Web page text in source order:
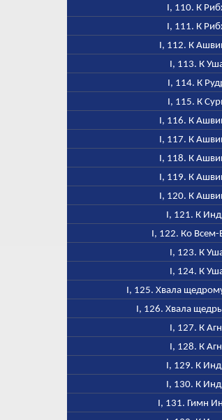
I, 110. К
I, 111. К
I, 112. К
I, 113. К
I, 114. К
I, 115. К
I, 116. К
I, 117. К
I, 118. К
I, 119. К
I, 120. К
I, 121. К
I, 122. Ко Всем-
I, 123. К
I, 124. К
I, 125. Хвала
I, 126. Хвала
I, 127. К
I, 128. К
I, 129. К
I, 130. К
I, 131. Гимн